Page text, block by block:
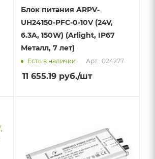
Блок питания ARPV-
UH24150-PFC-0-10V (24V,
6.3A, 150W) (Arlight, IP67
Металл, 7 лет)
Есть в наличии Арт.: 024277
11 655.19руб./шт